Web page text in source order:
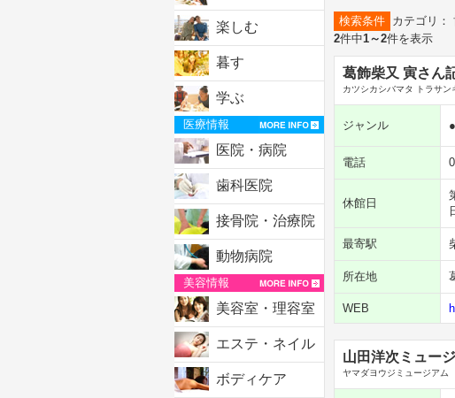
楽しむ
暮す
学ぶ
医療情報
医院・病院
歯科医院
接骨院・治療院
動物病院
美容情報
美容室・理容室
エステ・ネイル
ボディケア
検索条件 カテゴリ
2件中1～2件を表示
葛飾柴又 寅さん
カツシカシバマタ トラサン
ジャンル
電話
休館日
最寄駅
所在地
WEB
山田洋次ミュー
ヤマダヨウジミュージアム